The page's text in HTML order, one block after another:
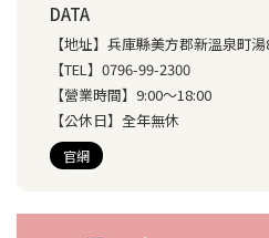
DATA
【地址】 兵庫縣美方郡新溫泉町湯
【TEL】 0796-99-2300
【營業時間】 9:00～18:00
【公休日】 全年無休
官網